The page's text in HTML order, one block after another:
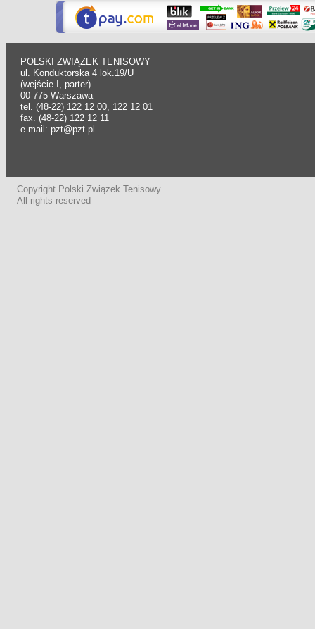
POLSKI ZWIĄZEK TENISOWY
ul. Konduktorska 4 lok.19/U
(wejście I, parter).
00-775 Warszawa
tel. (48-22) 122 12 00, 122 12 01
fax. (48-22) 122 12 11
e-mail: pzt@pzt.pl
Copyright Polski Związek Tenisowy.
All rights reserved